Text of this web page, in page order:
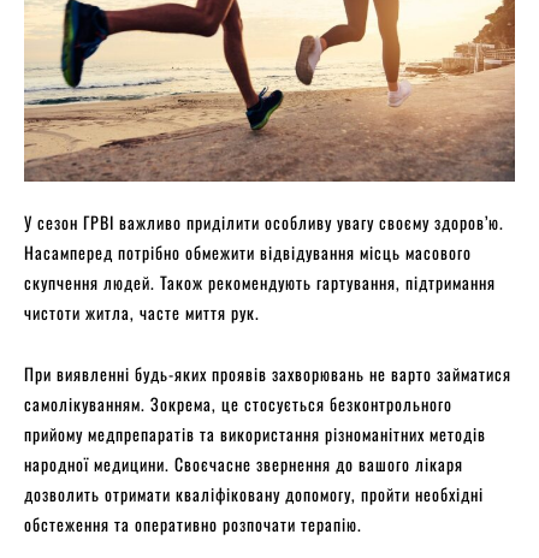
У сезон ГРВІ важливо приділити особливу увагу своєму здоров’ю.
Насамперед потрібно обмежити відвідування місць масового
скупчення людей. Також рекомендують гартування, підтримання
чистоти житла, часте миття рук.
При виявленні будь-яких проявів захворювань не варто займатися
самолікуванням. Зокрема, це стосується безконтрольного
прийому медпрепаратів та використання різноманітних методів
народної медицини. Своєчасне звернення до вашого лікаря
дозволить отримати кваліфіковану допомогу, пройти необхідні
обстеження та оперативно розпочати терапію.